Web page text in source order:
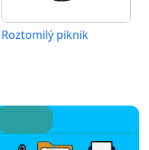
Roztomilý piknik